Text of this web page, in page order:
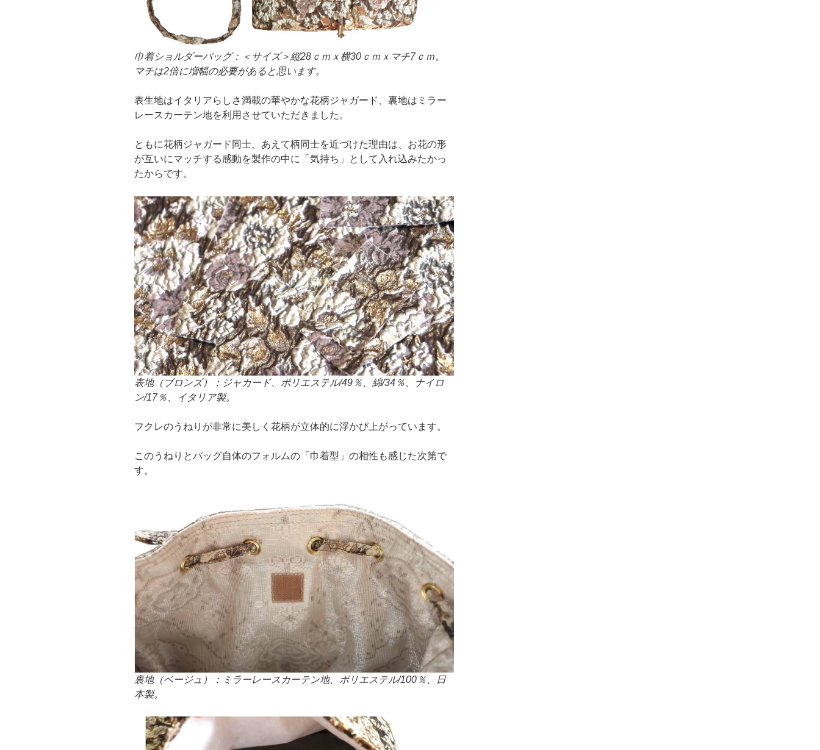
巾着ショルダーバッグ：＜サイズ＞縦28ｃｍｘ横30ｃｍｘマチ7ｃｍ。
マチは2倍に増幅の必要があると思います。
表生地はイタリアらしさ満載の華やかな花柄ジャガード、裏地はミラー
レースカーテン地を利用させていただきました。
ともに花柄ジャガード同士、あえて柄同士を近づけた理由は、お花の形
が互いにマッチする感動を製作の中に「気持ち」として入れ込みたかっ
たからです。
表地（ブロンズ）：ジャカード、ポリエステル/49％、綿/34％、ナイロ
ン/17％、イタリア製。
フクレのうねりが非常に美しく花柄が立体的に浮かび上がっています。
このうねりとバッグ自体のフォルムの「巾着型」の相性も感じた次第で
す。
裏地（ベージュ）：ミラーレースカーテン地、ポリエステル/100％、日
本製。